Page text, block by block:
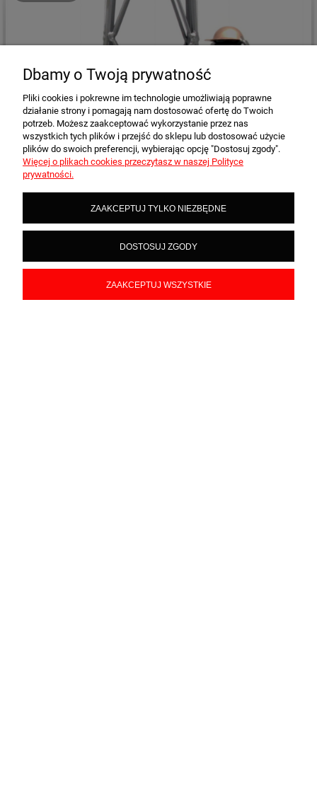
Waldemar zweryfikowano
5
Dbamy o Twoją prywatność
Pliki cookies i pokrewne im technologie umożliwiają poprawne
działanie strony i pomagają nam dostosować ofertę do Twoich
potrzeb. Możesz zaakceptować wykorzystanie przez nas
wszystkich tych plików i przejść do sklepu lub dostosować użycie
plików do swoich preferencji, wybierając opcję "Dostosuj zgody".
Więcej o plikach cookies przeczytasz w naszej Polityce
prywatności.
ZAAKCEPTUJ TYLKO NIEZBĘDNE
DOSTOSUJ ZGODY
ZAAKCEPTUJ WSZYSTKIE